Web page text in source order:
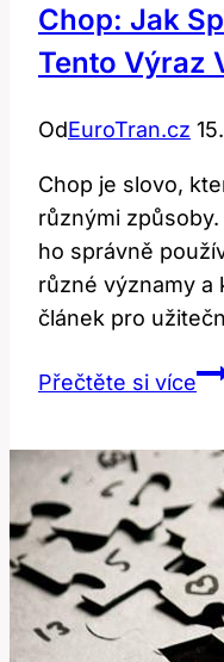
Chop: Jak
Tento Výraz
OdEuroTran.cz
Chop je slovo,
různými
ho správně
různé významy a
článek pro
Přečtěte si více
v